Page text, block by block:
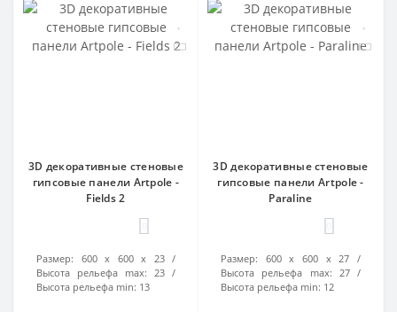
3D декоративные стеновые
гипсовые панели Artpole -
Fields 2
Размер:
600 х 600 х 23
Высота рельефа max: 23
Высота рельефа min: 13
3D декоративные стеновые
гипсовые панели Artpole -
Paraline
Размер:
600 х 600 х 27
Высота рельефа max: 27
Высота рельефа min: 12